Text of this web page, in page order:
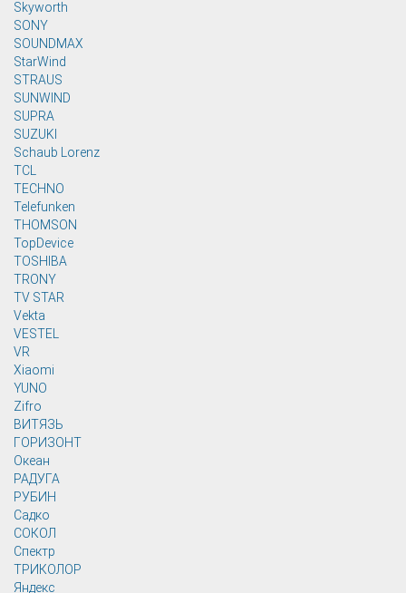
Skyworth
SONY
SOUNDMAX
StarWind
STRAUS
SUNWIND
SUPRA
SUZUKI
Sсhaub Lorenz
TCL
TECHNO
Telefunken
THOMSON
TopDevice
TOSHIBA
TRONY
TV STAR
Vekta
VESTEL
VR
Xiaomi
YUNO
Zifro
ВИТЯЗЬ
ГОРИЗОНТ
Океан
РАДУГА
РУБИН
Садко
СОКОЛ
Спектр
ТРИКОЛОР
Яндекс